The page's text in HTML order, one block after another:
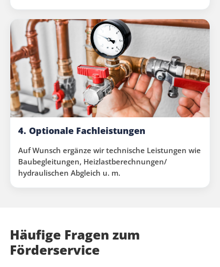
4. Optionale Fachleistungen
Auf Wunsch ergänze wir technische Leistungen wie
Baubegleitungen, Heizlastberechnungen/
hydraulischen Abgleich u. m.
Häufige Fragen zum
Förderservice